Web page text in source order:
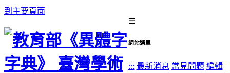
到主要頁面
☰
網站選單
::: 最新消息 常見問題 編輯